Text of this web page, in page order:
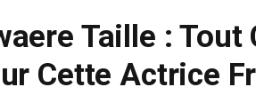
Taille : Tout
Cette Actrice